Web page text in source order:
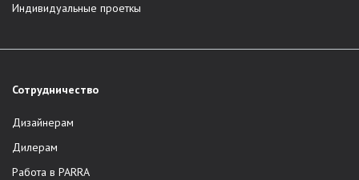
Индивидуальные проеткы
Сотрудничество
Дизайнерам
Дилерам
Работа в PARRA